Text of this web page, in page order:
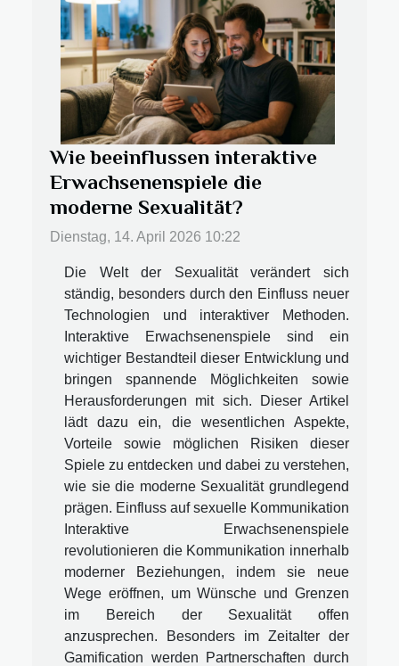
Wie beeinflussen interaktive
Erwachsenenspiele die
moderne Sexualität?
Dienstag, 14. April 2026 10:22
Die Welt der Sexualität verändert sich
ständig, besonders durch den Einfluss neuer
Technologien und interaktiver Methoden.
Interaktive Erwachsenenspiele sind ein
wichtiger Bestandteil dieser Entwicklung und
bringen spannende Möglichkeiten sowie
Herausforderungen mit sich. Dieser Artikel
lädt dazu ein, die wesentlichen Aspekte,
Vorteile sowie möglichen Risiken dieser
Spiele zu entdecken und dabei zu verstehen,
wie sie die moderne Sexualität grundlegend
prägen. Einfluss auf sexuelle Kommunikation
Interaktive Erwachsenenspiele
revolutionieren die Kommunikation innerhalb
moderner Beziehungen, indem sie neue
Wege eröffnen, um Wünsche und Grenzen
im Bereich der Sexualität offen
anzusprechen. Besonders im Zeitalter der
Gamification werden Partnerschaften durch